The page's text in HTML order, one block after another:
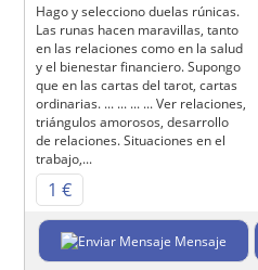
Hago y selecciono duelas rúnicas.
Las runas hacen maravillas, tanto
en las relaciones como en la salud
y el bienestar financiero. Supongo
que en las cartas del tarot, cartas
ordinarias. ... ... ... ... Ver relaciones,
triángulos amorosos, desarrollo
de relaciones. Situaciones en el
trabajo,...
1 €
Mensaje